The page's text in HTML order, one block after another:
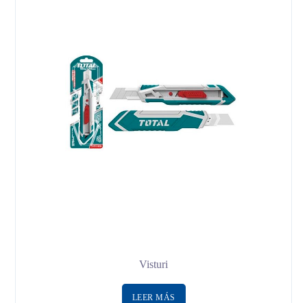
Visturi
LEER MÁS